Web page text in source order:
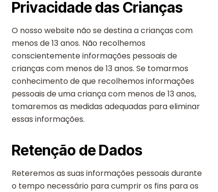
Privacidade das Crianças
O nosso website não se destina a crianças com
menos de 13 anos. Não recolhemos
conscientemente informações pessoais de
crianças com menos de 13 anos. Se tomarmos
conhecimento de que recolhemos informações
pessoais de uma criança com menos de 13 anos,
tomaremos as medidas adequadas para eliminar
essas informações.
Retenção de Dados
Reteremos as suas informações pessoais durante
o tempo necessário para cumprir os fins para os